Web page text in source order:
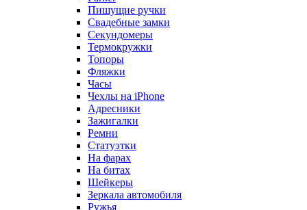
Пишущие ручки
Свадебные замки
Секундомеры
Термокружки
Топоры
Фляжки
Часы
Чехлы на iPhone
Адресники
Зажигалки
Ремни
Статуэтки
На фарах
На битах
Шейкеры
Зеркала автомобиля
Ружья